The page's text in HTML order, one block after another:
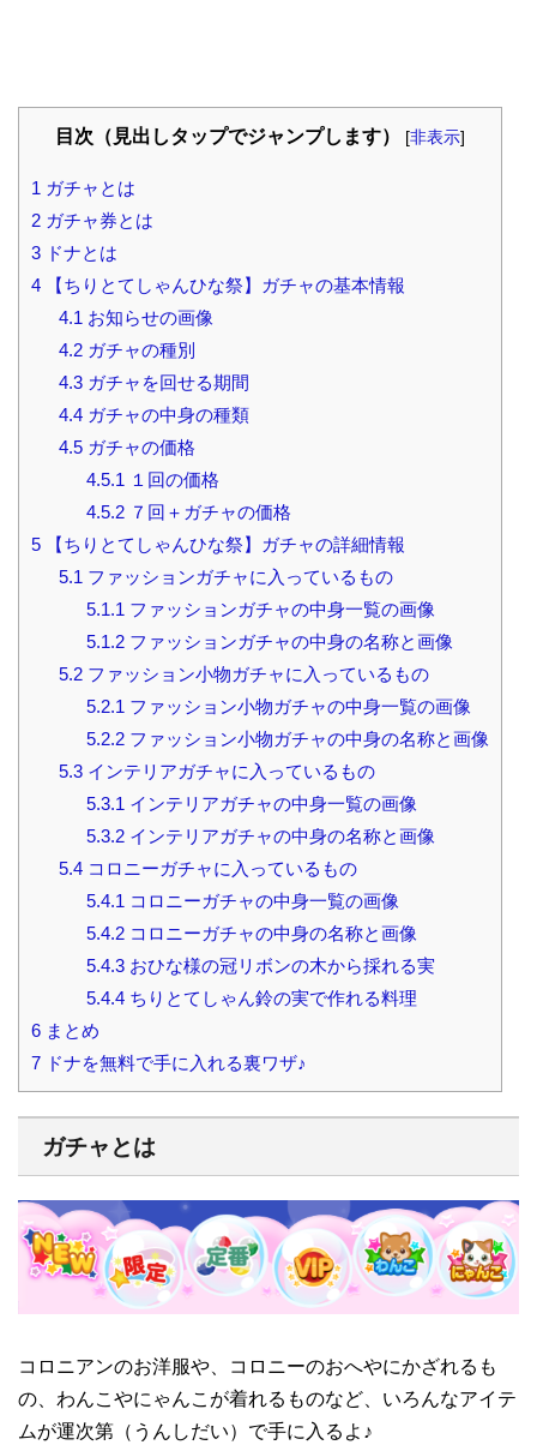
目次（見出しタップでジャンプします） [非表示]
1 ガチャとは
2 ガチャ券とは
3 ドナとは
4 【ちりとてしゃんひな祭】ガチャの基本情報
4.1 お知らせの画像
4.2ガチャの種別
4.3ガチャを回せる期間
4.4ガチャの中身の種類
4.5ガチャの価格
4.5.1 １回の価格
4.5.2７回＋ガチャの価格
5 【ちりとてしゃんひな祭】ガチャの詳細情報
5.1 ファッションガチャに入っているもの
5.1.1 ファッションガチャの中身一覧の画像
5.1.2ファッションガチャの中身の名称と画像
5.2ファッション小物ガチャに入っているもの
5.2.1 ファッション小物ガチャの中身一覧の画像
5.2.2ファッション小物ガチャの中身の名称と画像
5.3インテリアガチャに入っているもの
5.3.1 インテリアガチャの中身一覧の画像
5.3.2インテリアガチャの中身の名称と画像
5.4コロニーガチャに入っているもの
5.4.1 コロニーガチャの中身一覧の画像
5.4.2コロニーガチャの中身の名称と画像
5.4.3おひな様の冠リボンの木から採れる実
5.4.4ちりとてしゃん鈴の実で作れる料理
6 まとめ
7 ドナを無料で手に入れる裏ワザ♪
ガチャとは
コロニアンのお洋服や、コロニーのおへやにかざれるも
の、わんこやにゃんこが着れるものなど、いろんなアイテ
ムが運次第（うんしだい）で手に入るよ♪